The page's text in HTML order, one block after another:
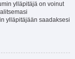
ylläpitäjä on voinut
ylläpitäjään saadaksesi